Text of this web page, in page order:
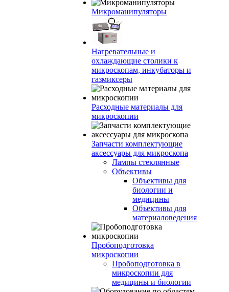
Микроманипуляторы
Нагревательные и
охлаждающие столики к
микроскопам, инкубаторы и
газмиксеры
Расходные материалы для
микроскопии
Запчасти комплектующие
аксессуары для микроскопа
Лампы стеклянные
Объективы
Объективы для
биологии и
медицины
Объективы для
материаловедения
Пробоподготовка
микроскопии
Пробоподготовка в
микроскопии для
медицины и биологии